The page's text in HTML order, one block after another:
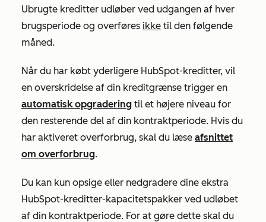
Ubrugte kreditter udløber ved udgangen af hver
brugsperiode og overføres ikke til den følgende
måned.
Når du har købt yderligere HubSpot-kreditter, vil
en overskridelse af din kreditgrænse trigger en
automatisk opgradering til et højere niveau for
den resterende del af din kontraktperiode. Hvis du
har aktiveret overforbrug, skal du læse afsnittet
om overforbrug.
Du kan kun opsige eller nedgradere dine ekstra
HubSpot-kreditter-kapacitetspakker ved udløbet
af din kontraktperiode. For at gøre dette skal du